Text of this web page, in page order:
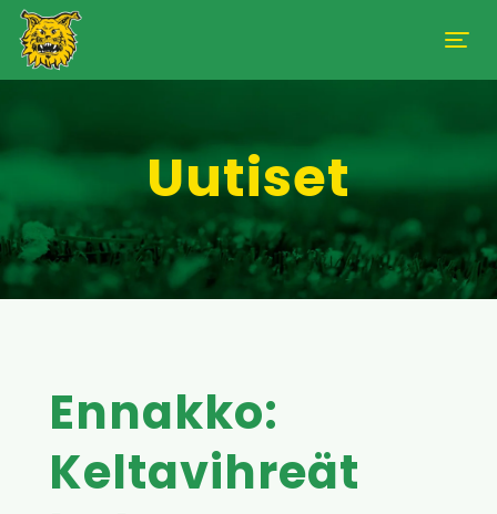
Uutiset
Ennakko:
Keltavihreät